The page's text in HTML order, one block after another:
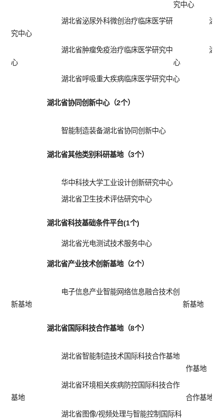
究中心
湖北省泌尿外科微创治疗临床医学研
究中心
湖
湖北省肿瘤免疫治疗临床医学研究中
心
湖
心
湖北省呼吸重大疾病临床医学研究中心
湖北省协同创新中心（2个）
智能制造装备湖北省协同创新中心
湖北省其他类别科研基地（3个）
华中科技大学工业设计创新研究中心
湖北省卫生技术评估研究中心
湖北省科技基础条件平台(1个)
湖北省光电测试技术服务中心
湖北省产业技术创新基地（2个）
电子信息产业智能网络信息融合技术创
新基地
新基地
湖北省国际科技合作基地（8个）
湖北省智能制造技术国际科技合作基地
作基地
湖北省环境相关疾病防控国际科技合作
基地
合作基地
湖北省图像/视频处理与智能控制国际科